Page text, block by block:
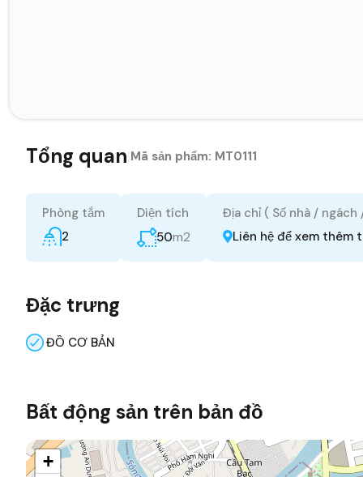
Tổng quan Mã sản phẩm: MT0111
Phòng tắm
2
Diện tích
50m2
Địa chỉ ( Số nhà /
Liên hệ để xem thêm
Đặc trưng
ĐỒ CƠ BẢN
Bất động sản trên bản đồ
+